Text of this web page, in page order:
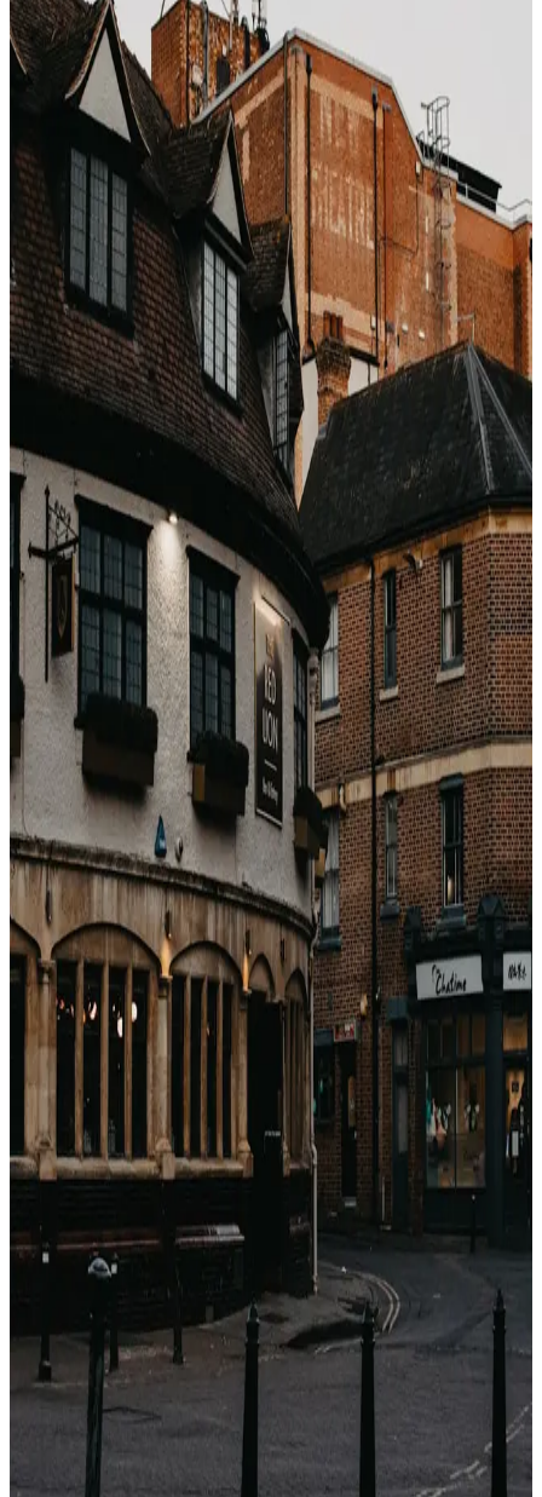
"Solo 1 camera rimasta a questo prezzo"
riferisce a unrate plan, non all'inventario reale.
L'hotel può averne 40, 39 su altri piani.
"5 persone stanno guardando" — sessioni attive
su tutta l'OTA, non sulla pagina.
"Prenotato 12 volte oggi" — aggregato su tutte le
date e tipologie, non sulla tua.
"Molto richiesto" — scatta ~60% di occupazione
prevista, non vera scarsità.
"Il prezzo è appena salito"— se la tariffa è salita
anche di 1% nella tua sessione.
Cosa fa l'urgenza al cervello
L'economia comportamentale (Cialdini, Ariely) mostra
che la scarsità percepita riduce la sensibilità al prezzo
del 15–25%. Le OTA lo misurano: l'uplift del "1 rimasto"
vale ampiamente qualche multa.
Come ignorarlo con calma
Ricarica. "1 rimasta" diventa spesso "8 rimaste".
Modalità privata. Gli indicatori si resettano.
Confronta con un altro canale (wholesale, diretto,
pacchetto). Se la scarsità è reale, la vedono tutti.
Verità di fondo
La scarsità reale esiste — grandi eventi, pic in
destinazioni limitate. Ma nell'80%+ delle prenotazioni il
banner rosso è un pattern di UI, non un vincolo.
Compra senza orologio immaginario. Quasi mai c'è
davvero.
戻る
関連記事
Come guadagnano le OTA con gli hotel?
(Breakdown completo delle commissioni)
Booking.com, Expedia, Agoda — sembrano motori di
sconti. Sono motori di commissioni. Ecco esattamente
quanto prendono, a chi e perché.
2026年4月23日
Perché i prezzi degli hotel sono diversi su ogni
sito? (Non è casuale)
Stesso hotel, stesse date, cinque prezzi diversi. Non è
un bug. È un'architettura di distribuzione di 40 anni.
Ecco cosa sta succedendo.
2026年4月23日
Qual è il momento migliore per prenotare un
hotel? (Dati da 1,2 M di tariffe)